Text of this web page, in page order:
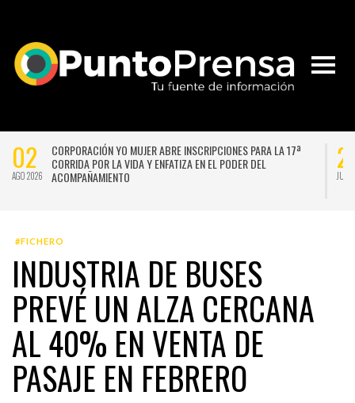
02
AGO 2026
CORPORACIÓN YO MUJER ABRE INSCRIPCIONES PARA LA 17ª
CORRIDA POR LA VIDA Y ENFATIZA EN EL PODER DEL
ACOMPAÑAMIENTO
JUL
#FICHERO
INDUSTRIA DE BUSES
PREVÉ UN ALZA CERCANA
AL 40% EN VENTA DE
PASAJE EN FEBRERO